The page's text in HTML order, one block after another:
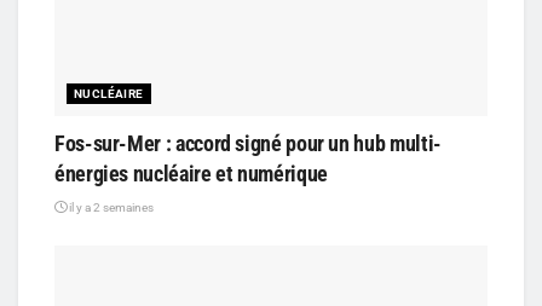
NUCLÉAIRE
Fos-sur-Mer : accord signé pour un hub multi-
énergies nucléaire et numérique
il y a 2 semaines